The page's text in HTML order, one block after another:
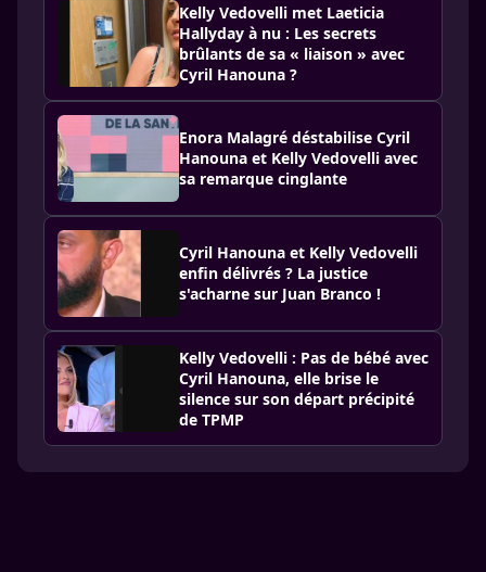
Kelly Vedovelli met Laeticia
Hallyday à nu : Les secrets
brûlants de sa « liaison » avec
Cyril Hanouna ?
Enora Malagré déstabilise Cyril
Hanouna et Kelly Vedovelli avec
sa remarque cinglante
Cyril Hanouna et Kelly Vedovelli
enfin délivrés ? La justice
s'acharne sur Juan Branco !
Kelly Vedovelli : Pas de bébé avec
Cyril Hanouna, elle brise le
silence sur son départ précipité
de TPMP